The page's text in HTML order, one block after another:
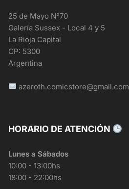
25 de Mayo N°70
Galería Sussex - Local 4 y 5
La Rioja Capital
CP: 5300
Argentina
azeroth.comicstore@gmail.com
HORARIO DE ATENCIÓN
Lunes a Sábados
10:00 - 13:00hs
18:00 - 22:00hs